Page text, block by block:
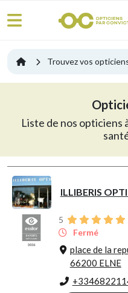
Trouvez vos
Liste de nos opticiens
ILLIBERIS
5
Fermé
place de la
66200 ELNE